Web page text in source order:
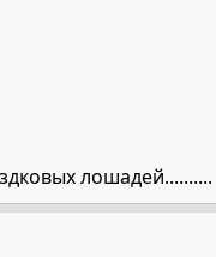
лошадей..........